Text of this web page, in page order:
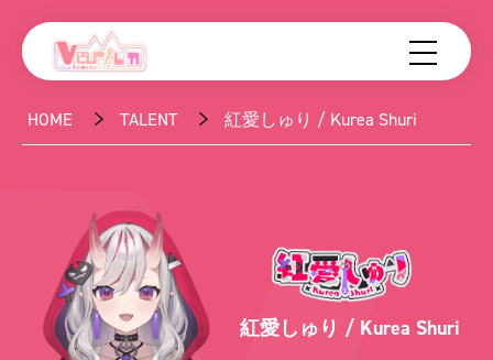
HOME TALENT 紅愛しゅり / Kurea Shuri
紅愛しゅり / Kurea Shuri